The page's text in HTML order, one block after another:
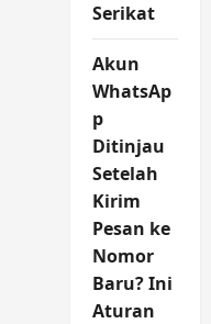
Serikat
Akun
WhatsAp
p
Ditinjau
Setelah
Kirim
Pesan ke
Nomor
Baru? Ini
Aturan